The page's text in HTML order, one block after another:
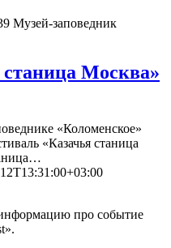
Музей-заповедник
Москва»
«Коломенское»
«Казачья станица
про событие